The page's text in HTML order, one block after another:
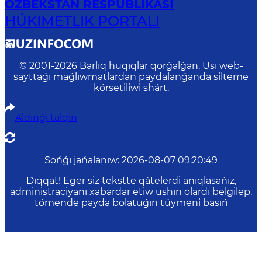
ÓZBEKSTAN RESPUBLIKASI
HÚKIMETLIK PORTALI
© 2001-2026 Barlıq huqıqlar qorǵalǵan. Usı web-
sayttaǵı maǵlıwmatlardan paydalanǵanda silteme
kórsetiliwi shárt.
Aldınǵı talqin
Sońǵı jańalanıw: 2026-08-07 09:20:49
Dıqqat! Eger siz tekstte qátelerdi anıqlasańız,
administraciyanı xabardar etiw ushın olardı belgilep,
tómende payda bolatuǵın túymeni basıń